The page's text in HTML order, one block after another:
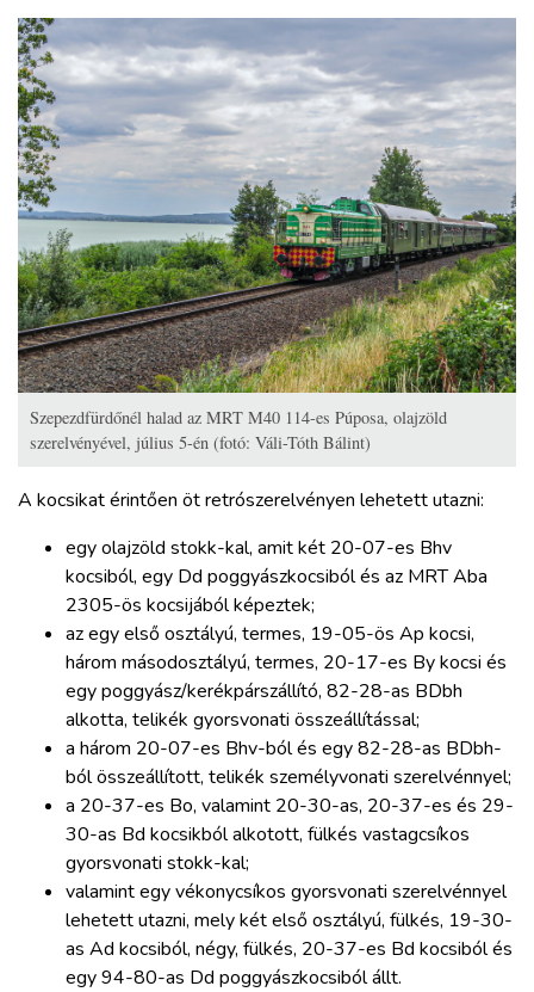
Szepezdfürdőnél halad az MRT M40 114-es Púposa, olajzöld
szerelvényével, július 5-én (fotó: Váli-Tóth Bálint)
A kocsikat érintően öt retrószerelvényen lehetett utazni:
egy olajzöld stokk-kal, amit két 20-07-es Bhv
kocsiból, egy Dd poggyászkocsiból és az MRT Aba
2305-ös kocsijából képeztek;
az egy első osztályú, termes, 19-05-ös Ap kocsi,
három másodosztályú, termes, 20-17-es By kocsi és
egy poggyász/kerékpárszállító, 82-28-as BDbh
alkotta, telikék gyorsvonati összeállítással;
a három 20-07-es Bhv-ból és egy 82-28-as BDbh-
ból összeállított, telikék személyvonati szerelvénnyel;
a 20-37-es Bo, valamint 20-30-as, 20-37-es és 29-
30-as Bd kocsikból alkotott, fülkés vastagcsíkos
gyorsvonati stokk-kal;
valamint egy vékonycsíkos gyorsvonati szerelvénnyel
lehetett utazni, mely két első osztályú, fülkés, 19-30-
as Ad kocsiból, négy, fülkés, 20-37-es Bd kocsiból és
egy 94-80-as Dd poggyászkocsiból állt.